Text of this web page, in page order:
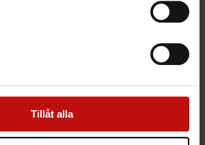
Tillåt alla
Uppföljningsmöte